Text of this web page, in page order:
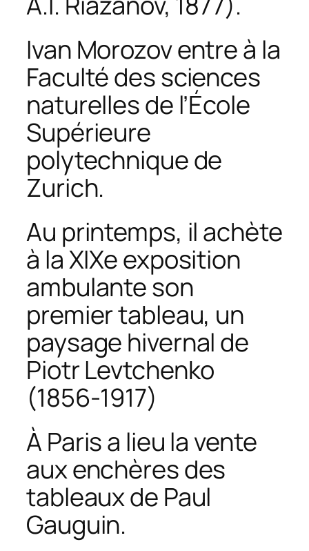
Ivan Morozov entre à la
Faculté des sciences
naturelles de l’École
Supérieure
polytechnique de
Zurich.
Au printemps, il achète
à la XIXe exposition
ambulante son
premier tableau, un
paysage hivernal de
Piotr Levtchenko
(1856-1917)
À Paris a lieu la vente
aux enchères des
tableaux de Paul
Gauguin.